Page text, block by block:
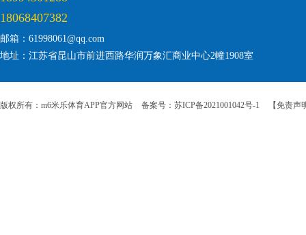
18068407382
邮箱：61998061@qq.com
地址：江苏省昆山市前进西路华润万象汇商业中心2幢1908室
版权所有：m6米乐体育APP官方网站 备案号：苏ICP备2021001042号-1 【免责声